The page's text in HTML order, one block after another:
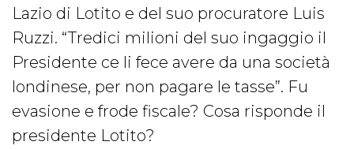
Lazio di Lotito e del suo procuratore Luis
Ruzzi. “Tredici milioni del suo ingaggio il
Presidente ce li fece avere da una società
londinese, per non pagare le tasse”. Fu
evasione e frode fiscale? Cosa risponde il
presidente Lotito?